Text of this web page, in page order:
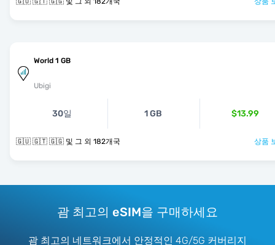
World 1 GB
Ubigi
30일 1 GB $13.99
🇬🇺 🇬🇹 🇬🇬 및 그 외 182개국 상품
괌 최고의 eSIM을 구매하세요
괌 최고의 네트워크에서 안정적인 4G/5G 커버리지